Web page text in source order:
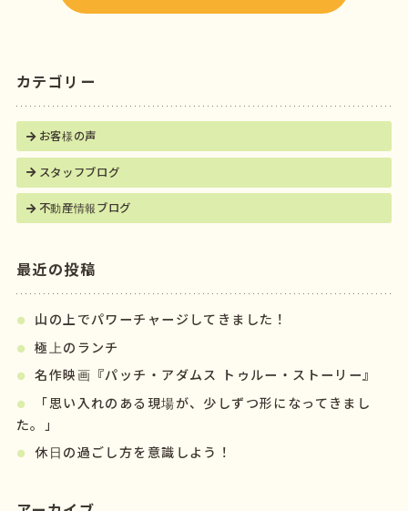
k
カテゴリー
お客様の声
スタッフブログ
不動産情報ブログ
最近の投稿
山の上でパワーチャージしてきました！
極上のランチ
名作映画『パッチ・アダムス トゥルー・ストーリー』
「思い入れのある現場が、少しずつ形になってきまし
た。」
休日の過ごし方を意識しよう！